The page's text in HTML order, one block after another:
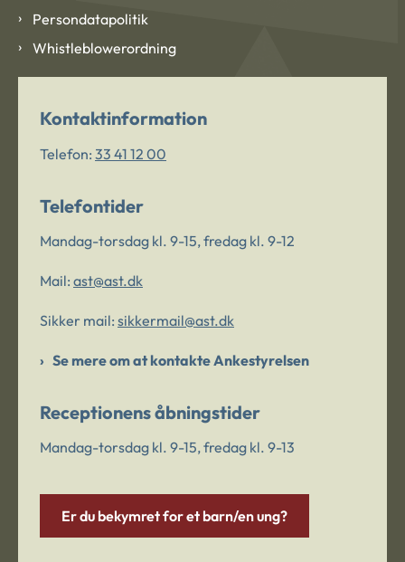
Persondatapolitik
Whistleblowerordning
Kontaktinformation
Telefon: 33 41 12 00
Telefontider
Mandag-torsdag kl. 9-15, fredag kl. 9-12
Mail: ast@ast.dk
Sikker mail: sikkermail@ast.dk
Se mere om at kontakte Ankestyrelsen
Receptionens åbningstider
Mandag-torsdag kl. 9-15, fredag kl. 9-13
Er du bekymret for et barn/en ung?